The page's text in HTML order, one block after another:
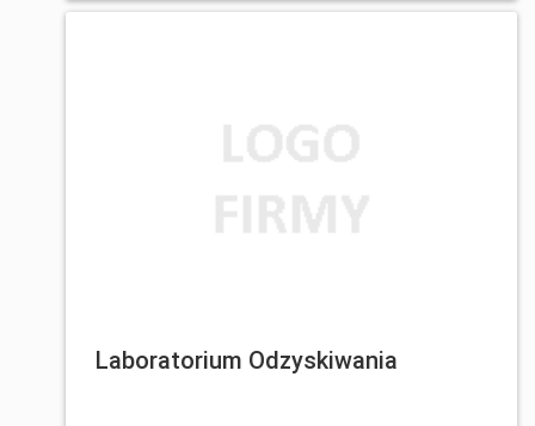
Laboratorium Odzyskiwania